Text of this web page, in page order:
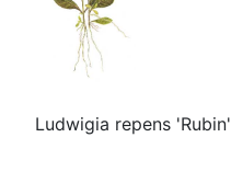
Ludwigia repens 'Rubin'